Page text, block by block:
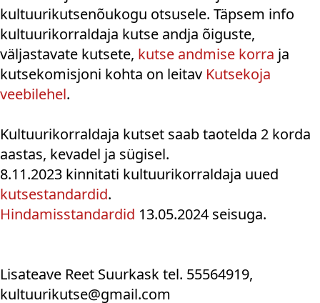
kultuurikutsenõukogu otsusele. Täpsem info
kultuurikorraldaja kutse andja õiguste,
väljastavate kutsete, kutse andmise korra ja
kutsekomisjoni kohta on leitav Kutsekoja
veebilehel.
Kultuurikorraldaja kutset saab taotelda 2 korda
aastas, kevadel ja sügisel.
8.11.2023 kinnitati kultuurikorraldaja uued
kutsestandardid.
Hindamisstandardid 13.05.2024 seisuga.
Lisateave Reet Suurkask tel. 55564919,
kultuurikutse@gmail.com